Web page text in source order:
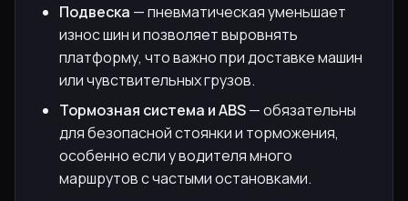
Подвеска — пневматическая уменьшает
износ шин и позволяет выровнять
платформу, что важно при доставке машин
или чувствительных грузов.
Тормозная система и ABS— обязательны
для безопасной стоянки и торможения,
особенно если у водителя много
маршрутов с частыми остановками.